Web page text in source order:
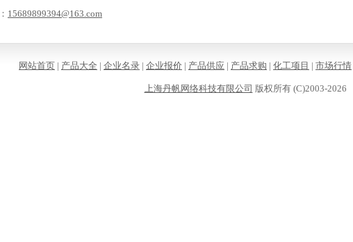
15689899394@163.com
网站首页 | 产品大全 | 企业名录 | 企业报价 | 产品供应 | 产品求购 | 化工项目 | 市场行情
上海丹帆网络科技有限公司 版权所有 (C)2003-2026